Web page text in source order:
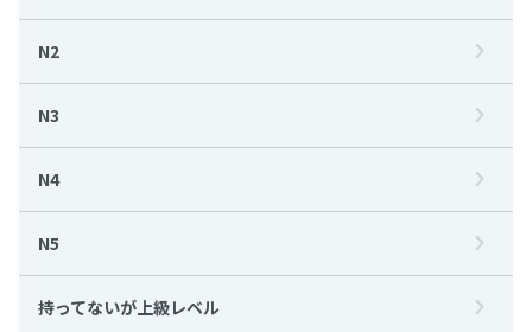
N2
N3
N4
N5
持ってないが上級レベル